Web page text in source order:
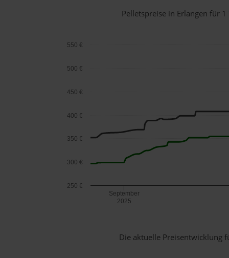
Pelletspreise in Erlangen für
September
2025
250 €
300 €
350 €
400 €
450 €
500 €
550 €
Die aktuelle Preisentwicklung